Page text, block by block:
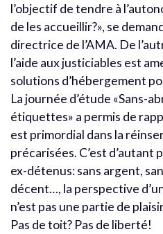
l’objectif de tendre à
de les accueillir?», se
directrice de l’AMA. De
l’aide aux justiciables est
solutions d’hébergement
La journée d’étude «Sans-
étiquettes» a permis de
est primordial dans la
précarisées. C’est d’autant
ex-détenus: sans argent,
décent…, la perspective
n’est pas une partie de
Pas de toit? Pas de liberté!